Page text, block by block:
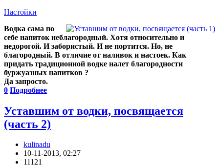
Настойки
Водка сама по
себе напиток неблагородный. Хотя относительно и
недорогой. И забористый. И не портится. Но, не
благородный. В отличие от наливок и настоек. Как
придать традиционной водке налет благородности
буржуазных напитков ?
Да запросто.
0 Подробнее
Уставшим от водки, посвящается
(часть 2)
kulinadu
10-11-2013, 02:27
11121